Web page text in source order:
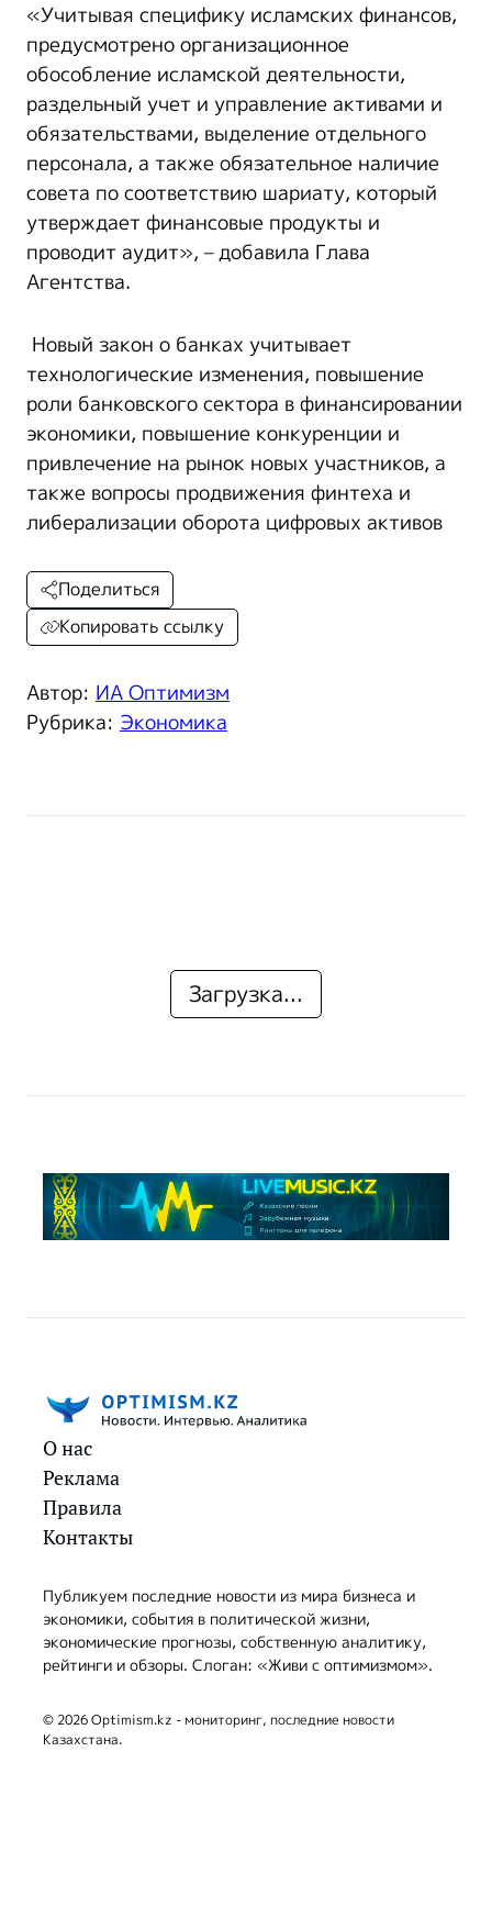
«Учитывая специфику исламских финансов,
предусмотрено организационное
обособление исламской деятельности,
раздельный учет и управление активами и
обязательствами, выделение отдельного
персонала, а также обязательное наличие
совета по соответствию шариату, который
утверждает финансовые продукты и
проводит аудит», – добавила Глава
Агентства.
Новый закон о банках учитывает
технологические изменения, повышение
роли банковского сектора в финансировании
экономики, повышение конкуренции и
привлечение на рынок новых участников, а
также вопросы продвижения финтеха и
либерализации оборота цифровых активов
Автор: ИА Оптимизм
Рубрика: Экономика
Поделиться
Копировать ссылку
Загрузка...
О нас
Реклама
Правила
Контакты
Публикуем последние новости из мира бизнеса и
экономики, события в политической жизни,
экономические прогнозы, собственную аналитику,
рейтинги и обзоры. Слоган: «Живи с оптимизмом».
© 2026 Optimism.kz - мониторинг, последние новости
Казахстана.